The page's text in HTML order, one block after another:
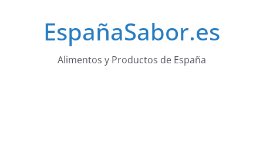
EspañaSabor.es
Alimentos y Productos de España